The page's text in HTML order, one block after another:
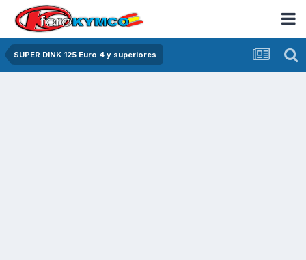
SUPER DINK 125 Euro 4 y superiores